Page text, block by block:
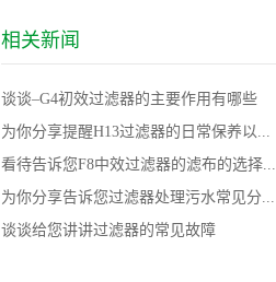
相关新闻
谈谈–G4初效过滤器的主要作用有哪些
为你分享提醒H13过滤器的日常保养以...
看待告诉您F8中效过滤器的滤布的选择...
为你分享告诉您过滤器处理污水常见分...
谈谈给您讲讲过滤器的常见故障